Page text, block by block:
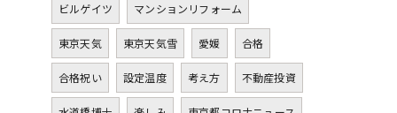
ビルゲイツ マンションリフォーム
東京天気 東京天気雪 愛媛 合格
合格祝い 設定温度 考え方 不動産投資